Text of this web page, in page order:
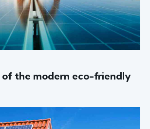
of the modern eco-friendly